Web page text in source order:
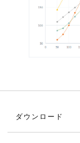
ダウンロード